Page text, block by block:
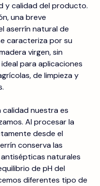
y calidad del producto.
una breve
aserrín natural de
caracteriza por su
virgen, sin
para aplicaciones
de limpieza y
calidad nuestra es
Al procesar la
desde el
conserva las
naturales
de pH del
diferentes tipo de